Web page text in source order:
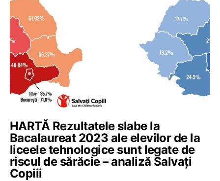
HARTĂ Rezultatele slabe la
Bacalaureat 2023 ale elevilor de la
liceele tehnologice sunt legate de
riscul de sărăcie – analiză Salvați
Copiii